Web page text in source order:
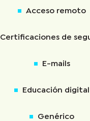
Acceso remoto
Certificaciones de
E-mails
Educación digital
Genérico